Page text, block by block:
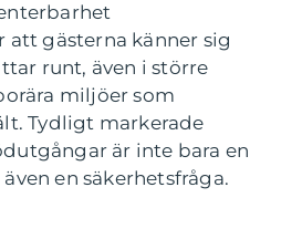
att gästerna känner sig
runt, även i större
miljöer som
Tydligt markerade
är inte bara en
en säkerhetsfråga.